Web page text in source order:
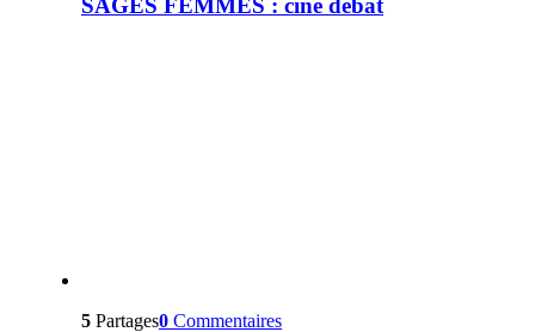
SAGES FEMMES : ciné débat
5 Partages0 Commentaires